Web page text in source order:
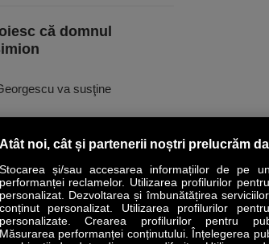
că domnul
va susţine
ANALIZE HI-TECH MEET THE CEO
Atât noi, cât și partenerii noștri prelucrăm
Stocarea și/sau accesarea informațiilor de pe
performanței reclamelor. Utilizarea profilurilor
personalizat. Dezvoltarea și îmbunătățirea
conținut personalizat. Utilizarea profilurilor
personalizate. Crearea profilurilor pentru
Măsurarea performanței conținutului. Înțelegerea